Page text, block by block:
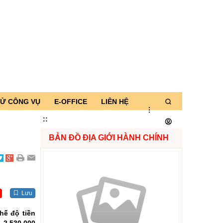
CÔNG VỤ E-OFFICE LIÊN HỆ
::
Lưu
độ tiền
BẢN ĐỒ ĐỊA GIỚI HÀNH CHÍNH